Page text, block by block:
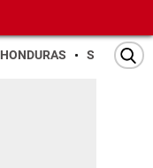
HONDURAS SAN PEDRO